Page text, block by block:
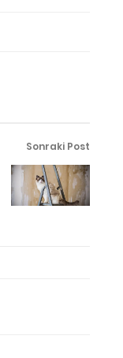
Sonraki Post